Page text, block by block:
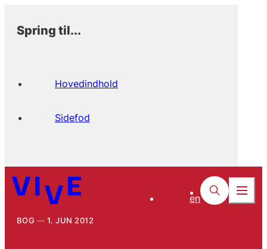
Spring til...
Hovedindhold
Sidefod
en
BOG 1. JUN 2012